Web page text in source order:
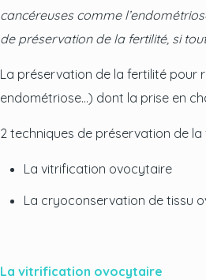
cancéreuses comme
de préservation de la fertilité, si
La préservation de la fertilité pour
endométriose…) dont la prise en
2 techniques de préservation de la
La vitrification ovocytaire
La cryoconservation de tissu
La vitrification ovocytaire